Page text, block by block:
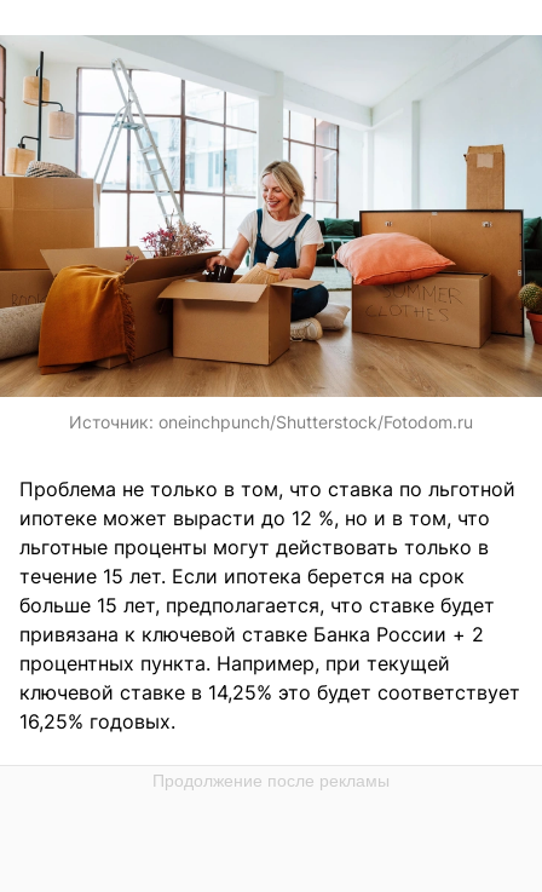
Источник: oneinchpunch/Shutterstock/Fotodom.ru
Проблема не только в том, что ставка по льготной
ипотеке может вырасти до 12 %, но и в том, что
льготные проценты могут действовать только в
течение 15 лет. Если ипотека берется на срок
больше 15 лет, предполагается, что ставке будет
привязана к ключевой ставке Банка России + 2
процентных пункта. Например, при текущей
ключевой ставке в 14,25% это будет соответствует
16,25% годовых.